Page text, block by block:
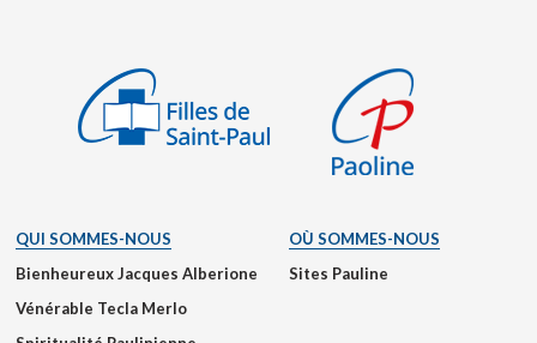
QUI SOMMES-NOUS
Bienheureux Jacques Alberione
Vénérable Tecla Merlo
OÙ SOMMES-NOUS
Sites Pauline